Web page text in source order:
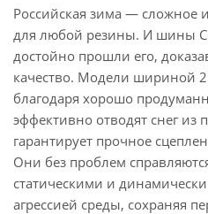
Российская зима — сложное
для любой резины. И шины
достойно прошли его,
качество. Модели шириной
благодаря хорошо
эффективно отводят снег из
гарантирует прочное
Они без проблем
статическими и
агрессией среды, сохраняя